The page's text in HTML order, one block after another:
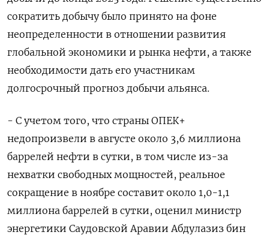
сократить добычу было принято на фоне
неопределенности в отношении развития
глобальной экономики и рынка нефти, а также
необходимости дать его участникам
долгосрочный прогноз добычи альянса.
- С учетом того, что страны ОПЕК+
недопроизвели в августе около 3,6 миллиона
баррелей нефти ‌в сутки, в том числе из-за
нехватки свободных мощностей, реальное
сокращение в ноябре составит около 1,0-1,1
миллиона баррелей в сутки, оценил министр
энергетики Саудовской Аравии Абдулазиз бин